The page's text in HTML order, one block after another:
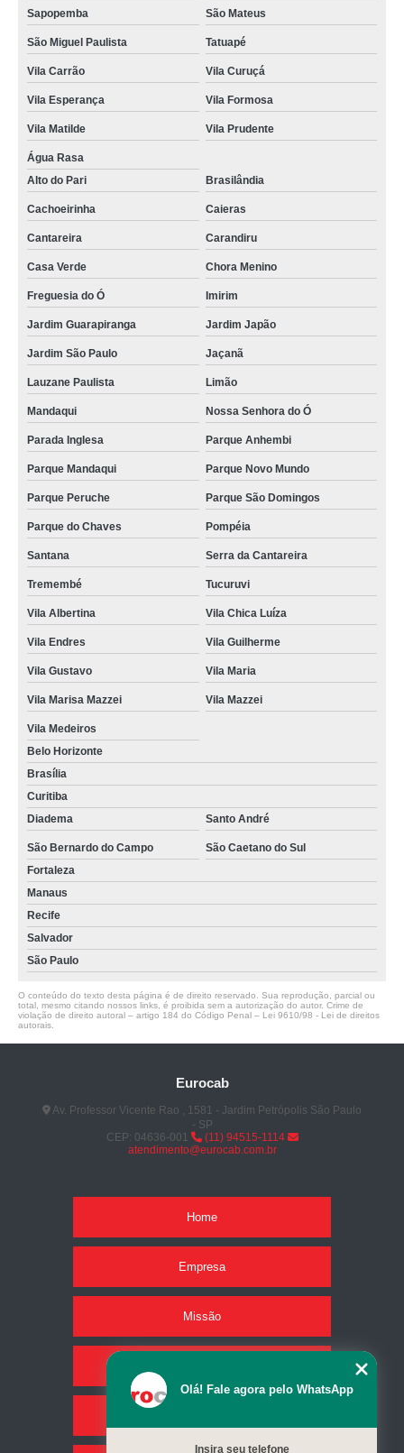
Sapopemba São Mateus
São Miguel Paulista Tatuapé
Vila Carrão Vila Curuçá
Vila Esperança Vila Formosa
Vila Matilde Vila Prudente
Água Rasa
Alto do Pari
Brasilândia
Cachoeirinha Caieras
Cantareira Carandiru
Casa Verde Chora Menino
Freguesia do Ó Imirim
Jardim Guarapiranga Jardim Japão
Jardim São Paulo Jaçanã
Lauzane Paulista Limão
Mandaqui Nossa Senhora do Ó
Parada Inglesa Parque Anhembi
Parque Mandaqui Parque Novo Mundo
Parque Peruche Parque São Domingos
Parque do Chaves Pompéia
Santana Serra da Cantareira
Tremembé Tucuruvi
Vila Albertina Vila Chica Luíza
Vila Endres Vila Guilherme
Vila Gustavo Vila Maria
Vila Marisa Mazzei Vila Mazzei
Vila Medeiros
Belo Horizonte
Brasília
Curitiba
Diadema
Santo André
São Bernardo do Campo
São Caetano do Sul
Fortaleza
Manaus
Recife
Salvador
São Paulo
O conteúdo do texto desta página é de direito reservado. Sua reprodução, parcial ou
total, mesmo citando nossos links, é proibida sem a autorização do autor. Crime de
violação de direito autoral – artigo 184 do Código Penal – Lei 9610/98 - Lei de direitos
autorais
Eurocab
Av. Professor Vicente Rao , 1581 - Jardim Petrópolis São Paulo
- SP
CEP: 04636-001
(11) 94515-1114
atendimento@eurocab.com.br
Home
Empresa
Missão
Olá! Fale agora pelo WhatsApp
Insira seu telefone